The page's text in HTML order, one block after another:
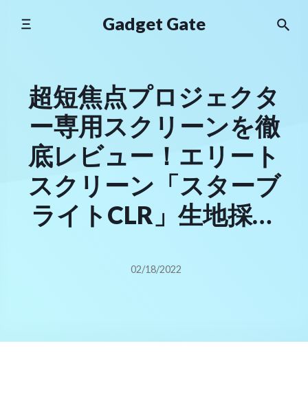
Gadget Gate
超短焦点プロジェクタ
ー専用スクリーンを徹
底レビュー！エリート
スクリーン「スターブ
ライトCLR」生地採用
02/18/2022